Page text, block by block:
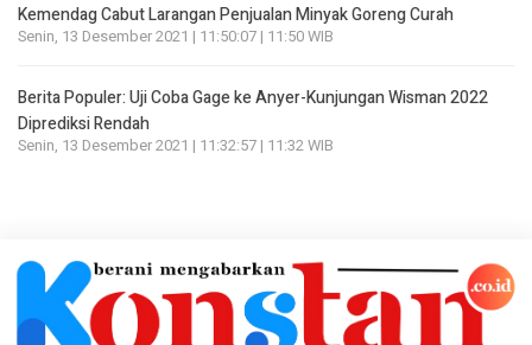
Kemendag Cabut Larangan Penjualan Minyak Goreng Curah
Senin, 13 Desember 2021 | 11:50:07 | 11:50 WIB
Berita Populer: Uji Coba Gage ke Anyer-Kunjungan Wisman 2022
Diprediksi Rendah
Senin, 13 Desember 2021 | 11:32:57 | 11:32 WIB